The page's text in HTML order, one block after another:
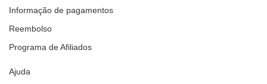
Informação de pagamentos
Reembolso
Programa de Afiliados
Ajuda